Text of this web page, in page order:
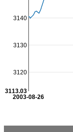
2003-08-26
3120
3130
3140
3113.03